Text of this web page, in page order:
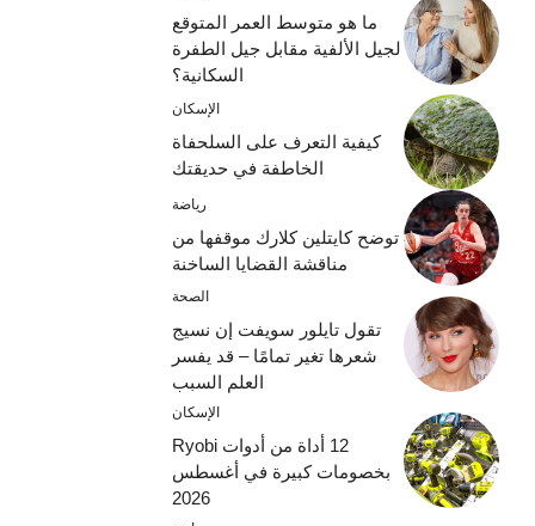
ما هو متوسط ​​العمر المتوقع
لجيل الألفية مقابل جيل الطفرة
السكانية؟
الإسكان
كيفية التعرف على السلحفاة
الخاطفة في حديقتك
رياضة
توضح كايتلين كلارك موقفها من
مناقشة القضايا الساخنة
الصحة
تقول تايلور سويفت إن نسيج
شعرها تغير تمامًا – قد يفسر
العلم السبب
الإسكان
12 أداة من أدوات Ryobi
بخصومات كبيرة في أغسطس
2026